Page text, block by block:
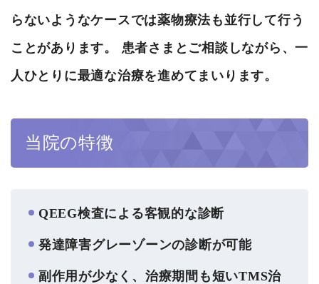
らないようなケースでは薬物療法も並行して行う
ことがあります。 患者さまとご相談しながら、一
人ひとりに最適な治療を進めてまいります。
当院の特徴
QEEG検査による客観的な診断
発達障害グレーゾーンの診断が可能
副作用が少なく、治療期間も短いTMS治